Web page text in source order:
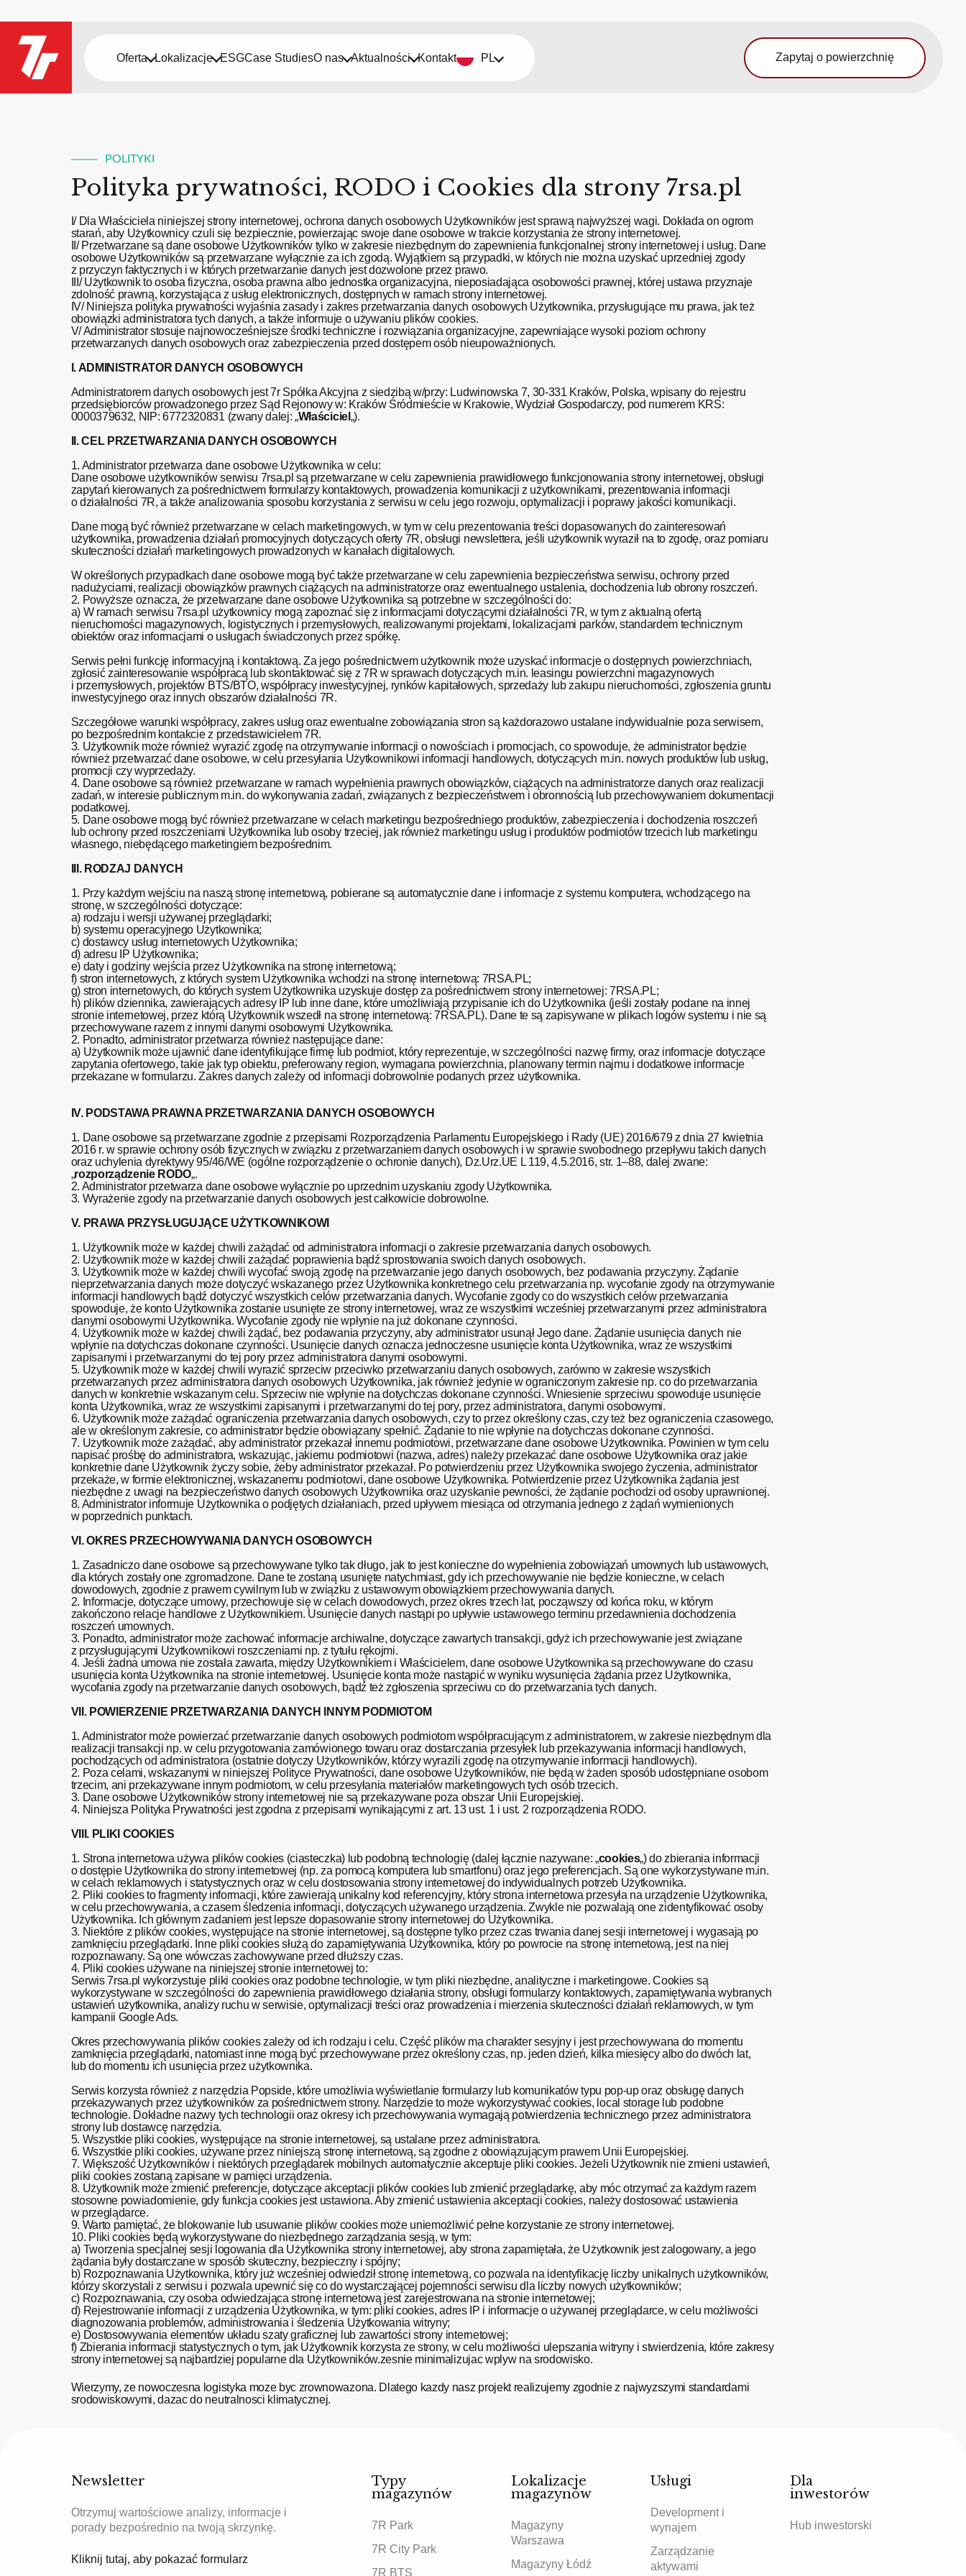
Oferta Lokalizacje ESGCase StudiesO nas Aktualności Kontakt PL Zapytaj o powierzchnię
POLITYKI
Polityka prywatności, RODO i Cookies dla strony 7rsa.pl
I/ Dla Właściciela niniejszej strony internetowej, ochrona danych osobowych Użytkowników jest sprawą najwyższej wagi. Dokłada on ogrom
starań, aby Użytkownicy czuli się bezpiecznie, powierzając swoje dane osobowe w trakcie korzystania ze strony internetowej.
II/ Przetwarzane są dane osobowe Użytkowników tylko w zakresie niezbędnym do zapewnienia funkcjonalnej strony internetowej i usług. Dane
osobowe Użytkowników są przetwarzane wyłącznie za ich zgodą. Wyjątkiem są przypadki, w których nie można uzyskać uprzedniej zgody
z przyczyn faktycznych i w których przetwarzanie danych jest dozwolone przez prawo.
III/ Użytkownik to osoba fizyczna, osoba prawna albo jednostka organizacyjna, nieposiadająca osobowości prawnej, której ustawa przyznaje
zdolność prawną, korzystająca z usług elektronicznych, dostępnych w ramach strony internetowej.
IV/ Niniejsza polityka prywatności wyjaśnia zasady i zakres przetwarzania danych osobowych Użytkownika, przysługujące mu prawa, jak też
obowiązki administratora tych danych, a także informuje o używaniu plików cookies.
V/ Administrator stosuje najnowocześniejsze środki techniczne i rozwiązania organizacyjne, zapewniające wysoki poziom ochrony
przetwarzanych danych osobowych oraz zabezpieczenia przed dostępem osób nieupoważnionych.
I. ADMINISTRATOR DANYCH OSOBOWYCH
Administratorem danych osobowych jest 7r Spółka Akcyjna z siedzibą w/przy: Ludwinowska 7, 30-331 Kraków, Polska, wpisany do rejestru
przedsiębiorców prowadzonego przez Sąd Rejonowy w: Kraków Śródmieście w Krakowie, Wydział Gospodarczy, pod numerem KRS:
0000379632, NIP: 6772320831 (zwany dalej: „Właściciel „).
II. CEL PRZETWARZANIA DANYCH OSOBOWYCH
1. Administrator przetwarza dane osobowe Użytkownika w celu:
Dane osobowe użytkowników serwisu 7rsa.pl są przetwarzane w celu zapewnienia prawidłowego funkcjonowania strony internetowej, obsługi
zapytań kierowanych za pośrednictwem formularzy kontaktowych, prowadzenia komunikacji z użytkownikami, prezentowania informacji
o działalności 7R, a także analizowania sposobu korzystania z serwisu w celu jego rozwoju, optymalizacji i poprawy jakości komunikacji.
Dane mogą być również przetwarzane w celach marketingowych, w tym w celu prezentowania treści dopasowanych do zainteresowań
użytkownika, prowadzenia działań promocyjnych dotyczących oferty 7R, obsługi newslettera, jeśli użytkownik wyraził na to zgodę, oraz pomiaru
skuteczności działań marketingowych prowadzonych w kanałach digitalowych.
W określonych przypadkach dane osobowe mogą być także przetwarzane w celu zapewnienia bezpieczeństwa serwisu, ochrony przed
nadużyciami, realizacji obowiązków prawnych ciążących na administratorze oraz ewentualnego ustalenia, dochodzenia lub obrony roszczeń.
2. Powyższe oznacza, że przetwarzane dane osobowe Użytkownika są potrzebne w szczególności do:
a) W ramach serwisu 7rsa.pl użytkownicy mogą zapoznać się z informacjami dotyczącymi działalności 7R, w tym z aktualną ofertą
nieruchomości magazynowych, logistycznych i przemysłowych, realizowanymi projektami, lokalizacjami parków, standardem technicznym
obiektów oraz informacjami o usługach świadczonych przez spółkę.
Serwis pełni funkcję informacyjną i kontaktową. Za jego pośrednictwem użytkownik może uzyskać informacje o dostępnych powierzchniach,
zgłosić zainteresowanie współpracą lub skontaktować się z 7R w sprawach dotyczących m.in. leasingu powierzchni magazynowych
i przemysłowych, projektów BTS/BTO, współpracy inwestycyjnej, rynków kapitałowych, sprzedaży lub zakupu nieruchomości, zgłoszenia gruntu
inwestycyjnego oraz innych obszarów działalności 7R.
Szczegółowe warunki współpracy, zakres usług oraz ewentualne zobowiązania stron są każdorazowo ustalane indywidualnie poza serwisem,
po bezpośrednim kontakcie z przedstawicielem 7R.
3. Użytkownik może również wyrazić zgodę na otrzymywanie informacji o nowościach i promocjach, co spowoduje, że administrator będzie
również przetwarzać dane osobowe, w celu przesyłania Użytkownikowi informacji handlowych, dotyczących m.in. nowych produktów lub usług,
promocji czy wyprzedaży.
4. Dane osobowe są również przetwarzane w ramach wypełnienia prawnych obowiązków, ciążących na administratorze danych oraz realizacji
zadań, w interesie publicznym m.in. do wykonywania zadań, związanych z bezpieczeństwem i obronnością lub przechowywaniem dokumentacji
podatkowej.
5. Dane osobowe mogą być również przetwarzane w celach marketingu bezpośredniego produktów, zabezpieczenia i dochodzenia roszczeń
lub ochrony przed roszczeniami Użytkownika lub osoby trzeciej, jak również marketingu usług i produktów podmiotów trzecich lub marketingu
własnego, niebędącego marketingiem bezpośrednim.
III. RODZAJ DANYCH
1. Przy każdym wejściu na naszą stronę internetową, pobierane są automatycznie dane i informacje z systemu komputera, wchodzącego na
stronę, w szczególności dotyczące:
a) rodzaju i wersji używanej przeglądarki;
b) systemu operacyjnego Użytkownika;
c) dostawcy usług internetowych Użytkownika;
d) adresu IP Użytkownika;
e) daty i godziny wejścia przez Użytkownika na stronę internetową;
f) stron internetowych, z których system Użytkownika wchodzi na stronę internetową: 7RSA.PL;
g) stron internetowych, do których system Użytkownika uzyskuje dostęp za pośrednictwem strony internetowej: 7RSA.PL;
h) plików dziennika, zawierających adresy IP lub inne dane, które umożliwiają przypisanie ich do Użytkownika (jeśli zostały podane na innej
stronie internetowej, przez którą Użytkownik wszedł na stronę internetową: 7RSA.PL). Dane te są zapisywane w plikach logów systemu i nie są
przechowywane razem z innymi danymi osobowymi Użytkownika.
2. Ponadto, administrator przetwarza również następujące dane:
a) Użytkownik może ujawnić dane identyfikujące firmę lub podmiot, który reprezentuje, w szczególności nazwę firmy, oraz informacje dotyczące
zapytania ofertowego, takie jak typ obiektu, preferowany region, wymagana powierzchnia, planowany termin najmu i dodatkowe informacje
przekazane w formularzu. Zakres danych zależy od informacji dobrowolnie podanych przez użytkownika.
IV. PODSTAWA PRAWNA PRZETWARZANIA DANYCH OSOBOWYCH
1. Dane osobowe są przetwarzane zgodnie z przepisami Rozporządzenia Parlamentu Europejskiego i Rady (UE) 2016/679 z dnia 27 kwietnia
2016 r. w sprawie ochrony osób fizycznych w związku z przetwarzaniem danych osobowych i w sprawie swobodnego przepływu takich danych
oraz uchylenia dyrektywy 95/46/WE (ogólne rozporządzenie o ochronie danych), Dz.Urz.UE L 119, 4.5.2016, str. 1–88, dalej zwane:
„rozporządzenie RODO„.
2. Administrator przetwarza dane osobowe wyłącznie po uprzednim uzyskaniu zgody Użytkownika.
3. Wyrażenie zgody na przetwarzanie danych osobowych jest całkowicie dobrowolne.
V. PRAWA PRZYSŁUGUJĄCE UŻYTKOWNIKOWI
1. Użytkownik może w każdej chwili zażądać od administratora informacji o zakresie przetwarzania danych osobowych.
2. Użytkownik może w każdej chwili zażądać poprawienia bądź sprostowania swoich danych osobowych.
3. Użytkownik może w każdej chwili wycofać swoją zgodę na przetwarzanie jego danych osobowych, bez podawania przyczyny. Żądanie
nieprzetwarzania danych może dotyczyć wskazanego przez Użytkownika konkretnego celu przetwarzania np. wycofanie zgody na otrzymywanie
informacji handlowych bądź dotyczyć wszystkich celów przetwarzania danych. Wycofanie zgody co do wszystkich celów przetwarzania
spowoduje, że konto Użytkownika zostanie usunięte ze strony internetowej, wraz ze wszystkimi wcześniej przetwarzanymi przez administratora
danymi osobowymi Użytkownika. Wycofanie zgody nie wpłynie na już dokonane czynności.
4. Użytkownik może w każdej chwili żądać, bez podawania przyczyny, aby administrator usunął Jego dane. Żądanie usunięcia danych nie
wpłynie na dotychczas dokonane czynności. Usunięcie danych oznacza jednoczesne usunięcie konta Użytkownika, wraz ze wszystkimi
zapisanymi i przetwarzanymi do tej pory przez administratora danymi osobowymi.
5. Użytkownik może w każdej chwili wyrazić sprzeciw przeciwko przetwarzaniu danych osobowych, zarówno w zakresie wszystkich
przetwarzanych przez administratora danych osobowych Użytkownika, jak również jedynie w ograniczonym zakresie np. co do przetwarzania
danych w konkretnie wskazanym celu. Sprzeciw nie wpłynie na dotychczas dokonane czynności. Wniesienie sprzeciwu spowoduje usunięcie
konta Użytkownika, wraz ze wszystkimi zapisanymi i przetwarzanymi do tej pory, przez administratora, danymi osobowymi.
6. Użytkownik może zażądać ograniczenia przetwarzania danych osobowych, czy to przez określony czas, czy też bez ograniczenia czasowego,
ale w określonym zakresie, co administrator będzie obowiązany spełnić. Żądanie to nie wpłynie na dotychczas dokonane czynności.
7. Użytkownik może zażądać, aby administrator przekazał innemu podmiotowi, przetwarzane dane osobowe Użytkownika. Powinien w tym celu
napisać prośbę do administratora, wskazując, jakiemu podmiotowi (nazwa, adres) należy przekazać dane osobowe Użytkownika oraz jakie
konkretnie dane Użytkownik życzy sobie, żeby administrator przekazał. Po potwierdzeniu przez Użytkownika swojego życzenia, administrator
przekaże, w formie elektronicznej, wskazanemu podmiotowi, dane osobowe Użytkownika. Potwierdzenie przez Użytkownika żądania jest
niezbędne z uwagi na bezpieczeństwo danych osobowych Użytkownika oraz uzyskanie pewności, że żądanie pochodzi od osoby uprawnionej.
8. Administrator informuje Użytkownika o podjętych działaniach, przed upływem miesiąca od otrzymania jednego z żądań wymienionych
w poprzednich punktach.
VI. OKRES PRZECHOWYWANIA DANYCH OSOBOWYCH
1. Zasadniczo dane osobowe są przechowywane tylko tak długo, jak to jest konieczne do wypełnienia zobowiązań umownych lub ustawowych,
dla których zostały one zgromadzone. Dane te zostaną usunięte natychmiast, gdy ich przechowywanie nie będzie konieczne, w celach
dowodowych, zgodnie z prawem cywilnym lub w związku z ustawowym obowiązkiem przechowywania danych.
2. Informacje, dotyczące umowy, przechowuje się w celach dowodowych, przez okres trzech lat, począwszy od końca roku, w którym
zakończono relacje handlowe z Użytkownikiem. Usunięcie danych nastąpi po upływie ustawowego terminu przedawnienia dochodzenia
roszczeń umownych.
3. Ponadto, administrator może zachować informacje archiwalne, dotyczące zawartych transakcji, gdyż ich przechowywanie jest związane
z przysługującymi Użytkownikowi roszczeniami np. z tytułu rękojmi.
4. Jeśli żadna umowa nie została zawarta, między Użytkownikiem i Właścicielem, dane osobowe Użytkownika są przechowywane do czasu
usunięcia konta Użytkownika na stronie internetowej. Usunięcie konta może nastąpić w wyniku wysunięcia żądania przez Użytkownika,
wycofania zgody na przetwarzanie danych osobowych, bądź też zgłoszenia sprzeciwu co do przetwarzania tych danych.
VII. POWIERZENIE PRZETWARZANIA DANYCH INNYM PODMIOTOM
1. Administrator może powierzać przetwarzanie danych osobowych podmiotom współpracującym z administratorem, w zakresie niezbędnym dla
realizacji transakcji np. w celu przygotowania zamówionego towaru oraz dostarczania przesyłek lub przekazywania informacji handlowych,
pochodzących od administratora (ostatnie dotyczy Użytkowników, którzy wyrazili zgodę na otrzymywanie informacji handlowych).
2. Poza celami, wskazanymi w niniejszej Polityce Prywatności, dane osobowe Użytkowników, nie będą w żaden sposób udostępniane osobom
trzecim, ani przekazywane innym podmiotom, w celu przesyłania materiałów marketingowych tych osób trzecich.
3. Dane osobowe Użytkowników strony internetowej nie są przekazywane poza obszar Unii Europejskiej.
4. Niniejsza Polityka Prywatności jest zgodna z przepisami wynikającymi z art. 13 ust. 1 i ust. 2 rozporządzenia RODO.
VIII. PLIKI COOKIES
1. Strona internetowa używa plików cookies (ciasteczka) lub podobną technologię (dalej łącznie nazywane: „cookies„) do zbierania informacji
o dostępie Użytkownika do strony internetowej (np. za pomocą komputera lub smartfonu) oraz jego preferencjach. Są one wykorzystywane m.in.
w celach reklamowych i statystycznych oraz w celu dostosowania strony internetowej do indywidualnych potrzeb Użytkownika.
2. Pliki cookies to fragmenty informacji, które zawierają unikalny kod referencyjny, który strona internetowa przesyła na urządzenie Użytkownika,
w celu przechowywania, a czasem śledzenia informacji, dotyczących używanego urządzenia. Zwykle nie pozwalają one zidentyfikować osoby
Użytkownika. Ich głównym zadaniem jest lepsze dopasowanie strony internetowej do Użytkownika.
3. Niektóre z plików cookies, występujące na stronie internetowej, są dostępne tylko przez czas trwania danej sesji internetowej i wygasają po
zamknięciu przeglądarki. Inne pliki cookies służą do zapamiętywania Użytkownika, który po powrocie na stronę internetową, jest na niej
rozpoznawany. Są one wówczas zachowywane przed dłuższy czas.
4. Pliki cookies używane na niniejszej stronie internetowej to:
Serwis 7rsa.pl wykorzystuje pliki cookies oraz podobne technologie, w tym pliki niezbędne, analityczne i marketingowe. Cookies są
wykorzystywane w szczególności do zapewnienia prawidłowego działania strony, obsługi formularzy kontaktowych, zapamiętywania wybranych
ustawień użytkownika, analizy ruchu w serwisie, optymalizacji treści oraz prowadzenia i mierzenia skuteczności działań reklamowych, w tym
kampanii Google Ads.
Okres przechowywania plików cookies zależy od ich rodzaju i celu. Część plików ma charakter sesyjny i jest przechowywana do momentu
zamknięcia przeglądarki, natomiast inne mogą być przechowywane przez określony czas, np. jeden dzień, kilka miesięcy albo do dwóch lat,
lub do momentu ich usunięcia przez użytkownika.
Serwis korzysta również z narzędzia Popside, które umożliwia wyświetlanie formularzy lub komunikatów typu pop-up oraz obsługę danych
przekazywanych przez użytkowników za pośrednictwem strony. Narzędzie to może wykorzystywać cookies, local storage lub podobne
technologie. Dokładne nazwy tych technologii oraz okresy ich przechowywania wymagają potwierdzenia technicznego przez administratora
strony lub dostawcę narzędzia.
5. Wszystkie pliki cookies, występujące na stronie internetowej, są ustalane przez administratora.
6. Wszystkie pliki cookies, używane przez niniejszą stronę internetową, są zgodne z obowiązującym prawem Unii Europejskiej.
7. Większość Użytkowników i niektórych przeglądarek mobilnych automatycznie akceptuje pliki cookies. Jeżeli Użytkownik nie zmieni ustawień,
pliki cookies zostaną zapisane w pamięci urządzenia.
8. Użytkownik może zmienić preferencje, dotyczące akceptacji plików cookies lub zmienić przeglądarkę, aby móc otrzymać za każdym razem
stosowne powiadomienie, gdy funkcja cookies jest ustawiona. Aby zmienić ustawienia akceptacji cookies, należy dostosować ustawienia
w przeglądarce.
9. Warto pamiętać, że blokowanie lub usuwanie plików cookies może uniemożliwić pełne korzystanie ze strony internetowej.
10. Pliki cookies będą wykorzystywane do niezbędnego zarządzania sesją, w tym:
a) Tworzenia specjalnej sesji logowania dla Użytkownika strony internetowej, aby strona zapamiętała, że Użytkownik jest zalogowany, a jego
żądania były dostarczane w sposób skuteczny, bezpieczny i spójny;
b) Rozpoznawania Użytkownika, który już wcześniej odwiedził stronę internetową, co pozwala na identyfikację liczby unikalnych użytkowników,
którzy skorzystali z serwisu i pozwala upewnić się co do wystarczającej pojemności serwisu dla liczby nowych użytkowników;
c) Rozpoznawania, czy osoba odwiedzająca stronę internetową jest zarejestrowana na stronie internetowej;
d) Rejestrowanie informacji z urządzenia Użytkownika, w tym: pliki cookies, adres IP i informacje o używanej przeglądarce, w celu możliwości
diagnozowania problemów, administrowania i śledzenia Użytkowania witryny;
e) Dostosowywania elementów układu szaty graficznej lub zawartości strony internetowej;
f) Zbierania informacji statystycznych o tym, jak Użytkownik korzysta ze strony, w celu możliwości ulepszania witryny i stwierdzenia, które zakresy
strony internetowej są najbardziej popularne dla Użytkowników.zesnie minimalizujac wplyw na srodowisko.
Wierzymy, ze nowoczesna logistyka moze byc zrownowazona. Dlatego kazdy nasz projekt realizujemy zgodnie z najwyzszymi standardami
srodowiskowymi, dazac do neutralnosci klimatycznej.
Newsletter
Otrzymuj wartościowe analizy, informacje i
porady bezpośrednio na twoją skrzynkę.
Kliknij tutaj, aby pokazać formularz
Typy
magazynów
7R Park
7R City Park
7R BTS
Lokalizacje
magazynów
Magazyny
Warszawa
Magazyny Łódź
Usługi
Development i
wynajem
Zarządzanie
aktywami
Dla
inwestorów
Hub inwestorski